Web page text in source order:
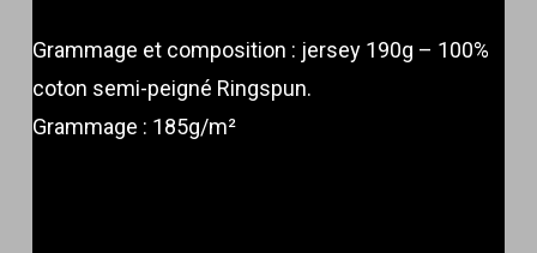
Grammage et composition : jersey 190g – 100%
coton semi-peigné Ringspun.
Grammage : 185g/m²